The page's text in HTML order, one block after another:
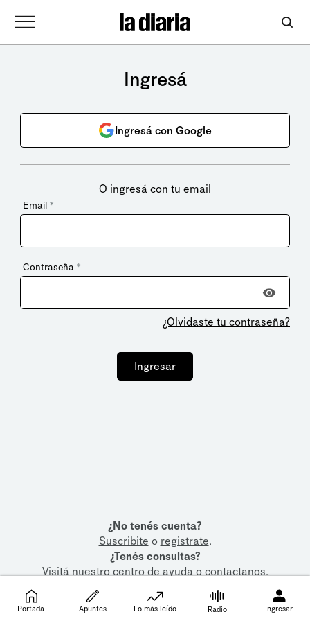
Ingresá
Ingresá con Google
O ingresá con tu email
Email *
Contraseña *
¿Olvidaste tu contraseña?
Ingresar
¿No tenés cuenta?
Suscribite o registrate.
¿Tenés consultas?
Visitá nuestrocentro de ayudaocontactanos.
Portada Apuntes Lo más leído Radio Ingresar